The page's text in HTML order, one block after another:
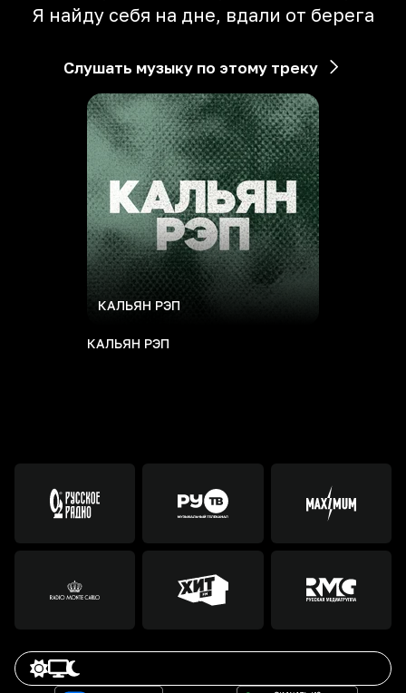
Я найду себя на дне, вдали от берега
Слушать музыку по этому треку
КАЛЬЯН РЭП
КАЛЬЯН РЭП